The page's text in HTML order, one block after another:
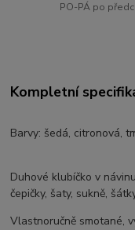
PO-PÁ po
Kompletní
Barvy: šedá, citronová,
Duhové klubíčko v
čepičky, šaty, sukně,
Vlastnoručně smotané,